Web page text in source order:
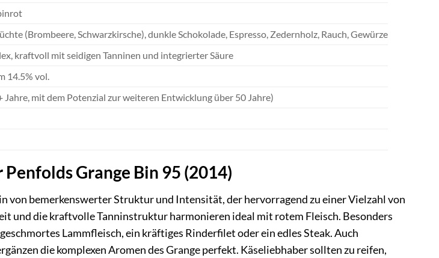
(Brombeere, Schwarzkirsche), dunkle Schokolade, Espresso, Zedernholz, Rauch, Gewürze
kraftvoll mit seidigen Tanninen und integrierter Säure
14.5% vol.
Jahre, mit dem Potenzial zur weiteren Entwicklung über 50 Jahre)
Grange Bin 95 (2014)
von bemerkenswerter Struktur und Intensität, der hervorragend zu einer Vielzahl von
und die kraftvolle Tanninstruktur harmonieren ideal mit rotem Fleisch. Besonders
Lammfleisch, ein kräftiges Rinderfilet oder ein edles Steak. Auch
die komplexen Aromen des Grange perfekt. Käseliebhaber sollten zu reifen,